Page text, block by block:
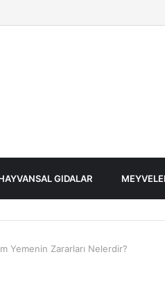
GIDALAR
Yemenin Zararları Nelerdir?